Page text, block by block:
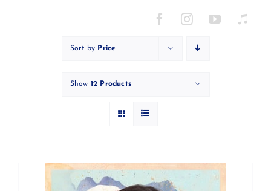
Sort by Price
Show 12 Products